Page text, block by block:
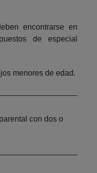
encontrarse en
de especial
menores de edad.
con dos o